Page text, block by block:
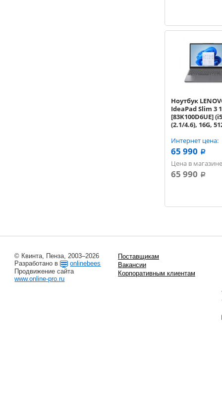
Ноутбук
IdeaPad Slim 3
[83K100D6UE]
(2.1/4.6), 16G,
DOS) Grey
Интернет цена:
65 990 a
Цена в
65 990 a
© Квинта, Пенза, 2003–2026
Разработано в
onlinebees
Продвижение сайта
www.online-pro.ru
Поставщикам
Вакансии
Корпоративным клиентам